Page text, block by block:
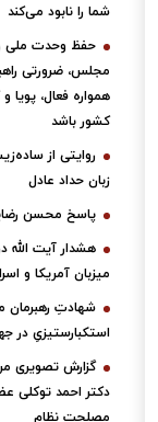
شما را نابود می‌کند
حفظ وحدت ملی و
مجلس، ضرورتی
همواره فعال، پویا
کشور باشد
روایتی از
زبان حداد عادل
پاسخ محسن
هشدار آیت الله
میزبان آمریکا و
شهادتِ رهبرمان
استکبارستیزیِ در
گزارش تصویری
دکتر احمد
مصلحت نظام